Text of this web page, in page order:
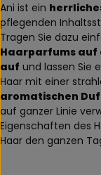
Ani ist ein
pflegenden
Tragen Sie dazu
Haarparfums auf
auf und lassen Sie
Haar mit einer
aromatischen
auf ganzer Linie
Eigenschaften des
Haar den ganzen